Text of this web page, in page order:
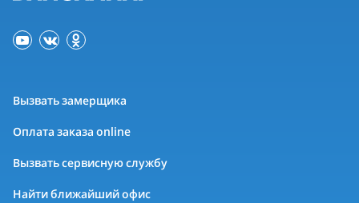
Вызвать замерщика
Оплата заказа online
Вызвать сервисную службу
Найти ближайший офис